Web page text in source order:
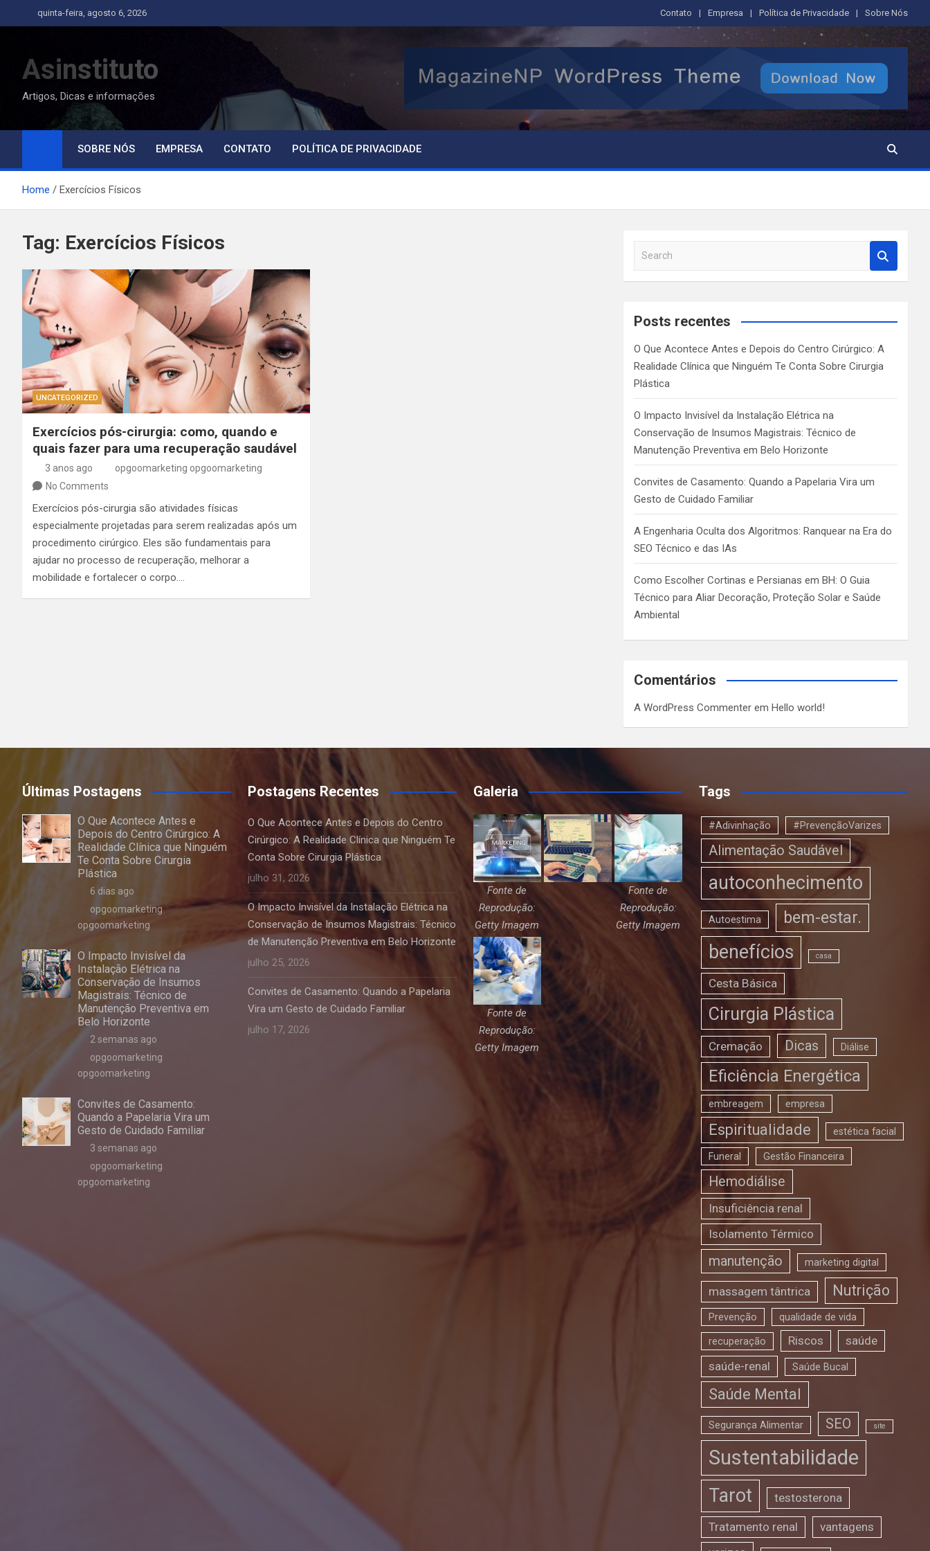
to
quinta-feira, agosto 6, 2026 Contato Empresa Política de Privacidade Sobre Nós
Asinstituto
Artigos, Dicas e informações
SOBRE NÓS EMPRESA CONTATO POLÍTICA DE PRIVACIDADE
Home Exercícios Físicos
Tag: Exercícios Físicos
UNCATEGORIZED
Exercícios pós-cirurgia: como, quando e
quais fazer para uma recuperação saudável
3 anos ago
opgoomarketing opgoomarketing
No Comments
Exercícios pós-cirurgia são atividades físicas
especialmente projetadas para serem realizadas após um
procedimento cirúrgico. Eles são fundamentais para
ajudar no processo de recuperação, melhorar a
mobilidade e fortalecer o corpo.…
a
c
Posts recentes
O Que Acontece Antes e Depois do Centro Cirúrgico: A
Realidade Clínica que Ninguém Te Conta Sobre Cirurgia
Plástica
O Impacto Invisível da Instalação Elétrica na
Conservação de Insumos Magistrais: Técnico de
Manutenção Preventiva em Belo Horizonte
Convites de Casamento: Quando a Papelaria Vira um
Gesto de Cuidado Familiar
A Engenharia Oculta dos Algoritmos: Ranquear na Era do
SEO Técnico e das IAs
Como Escolher Cortinas e Persianas em BH: O Guia
Técnico para Aliar Decoração, Proteção Solar e Saúde
Ambiental
Comentários
A WordPress Commenter emHello world!
Últimas Postagens
O Que Acontece Antes e
Depois do Centro Cirúrgico: A
Realidade Clínica que Ninguém
Te Conta Sobre Cirurgia
Plástica
6 dias ago
opgoomarketing
opgoomarketing
O Impacto Invisível da
Instalação Elétrica na
Conservação de Insumos
Magistrais: Técnico de
Manutenção Preventiva em
Belo Horizonte
2 semanas ago
opgoomarketing
opgoomarketing
Convites de Casamento:
Quando a Papelaria Vira um
Gesto de Cuidado Familiar
3 semanas ago
opgoomarketing
opgoomarketing
Postagens Recentes
O Que Acontece Antes e Depois do Centro
Cirúrgico: A Realidade Clínica que Ninguém Te
Conta Sobre Cirurgia Plástica
julho 31, 2026
O Impacto Invisível da Instalação Elétrica na
Conservação de Insumos Magistrais: Técnico
de Manutenção Preventiva em Belo Horizonte
julho 25, 2026
Convites de Casamento: Quando a Papelaria
Vira um Gesto de Cuidado Familiar
julho 17, 2026
Galeria
Fonte de
Reprodução:
Getty Imagem
Fonte de
Reprodução:
Getty Imagem
Fonte de
Reprodução:
Getty Imagem
Tags
#Adivinhação #PrevençãoVarizes
Alimentação Saudável
autoconhecimento
Autoestima bem-estar.
benefícios casa
Cesta Básica
Cirurgia Plástica
Cremação Dicas Diálise
Eficiência Energética
embreagem empresa
Espiritualidade estética facial
Funeral Gestão Financeira
Hemodiálise
Insuficiência renal
Isolamento Térmico
manutenção marketing digital
massagem tântrica Nutrição
Prevenção qualidade de vida
recuperação Riscos
saúde
saúde-renal
Saúde Bucal
Saúde Mental
Segurança Alimentar SEO site
Sustentabilidade
Tarot testosterona
Tratamento renal
vantagens